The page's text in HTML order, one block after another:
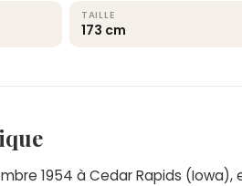
TAILLE
173 cm
1954 à Cedar Rapids